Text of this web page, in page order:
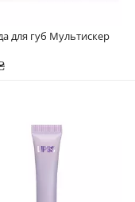
для губ Мультискер